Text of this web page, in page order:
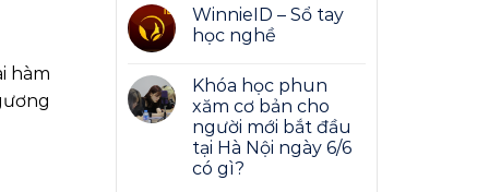
hàm
WinnieID – Sổ tay
học nghề
Khóa học phun
xăm cơ bản cho
người mới bắt đầu
tại Hà Nội ngày 6/6
có gì?